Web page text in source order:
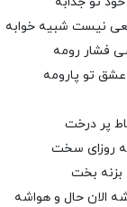
نیست شبیه خوابه
فشار رومه
تو پارومه
پر درخت
روزای سخت
بزنه بخت
الان حال و هواشه